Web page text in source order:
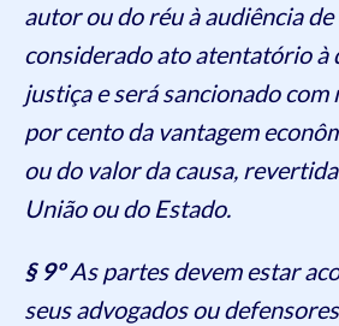
autor ou do réu à audiência
considerado ato atentatório à
justiça e será sancionado com
por cento da vantagem
ou do valor da causa,
União ou do Estado.
§ 9ºAs partes devem estar
seus advogados ou